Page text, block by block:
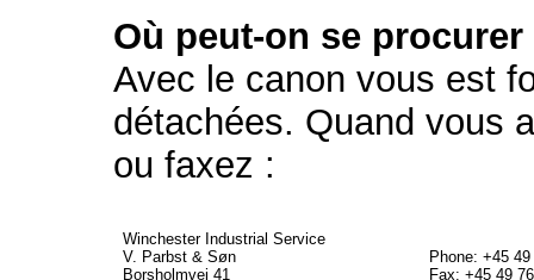
Où peut-on se
Avec le canon vous est
détachées. Quand vous
ou faxez :
Winchester Industrial Service
V. Parbst & Søn
Borsholmvej 41
Phone: +45
Fax: +45 49